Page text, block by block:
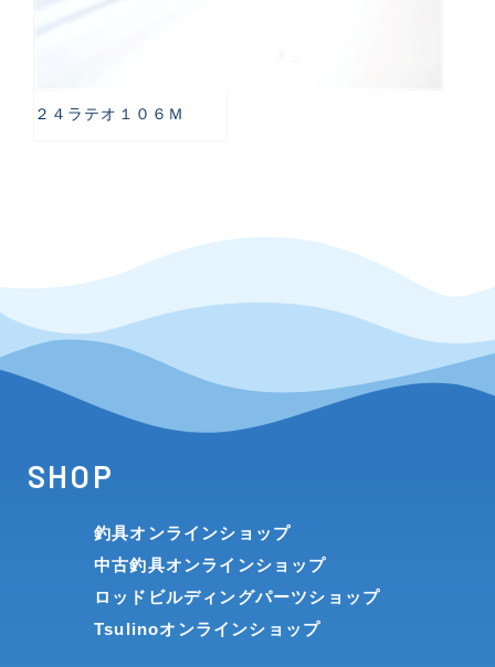
２４ラテオ１０６Ｍ
SHOP
釣具オンラインショップ
中古釣具オンラインショップ
ロッドビルディングパーツショップ
Tsulinoオンラインショップ